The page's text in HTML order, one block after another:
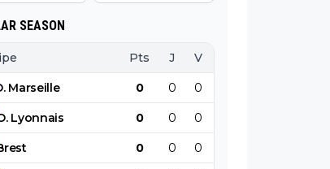
SEASON
Pts J V
. Marseille 0 0 0
. Lyonnais 0 0 0
0 0 0